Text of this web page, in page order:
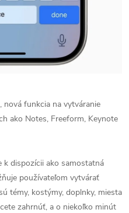
nová funkcia na vytváranie
ako Notes, Freeform, Keynote
k dispozícii ako samostatná
používateľom vytvárať
témy, kostýmy, doplnky, miesta
zahrnúť, a o niekoľko minút